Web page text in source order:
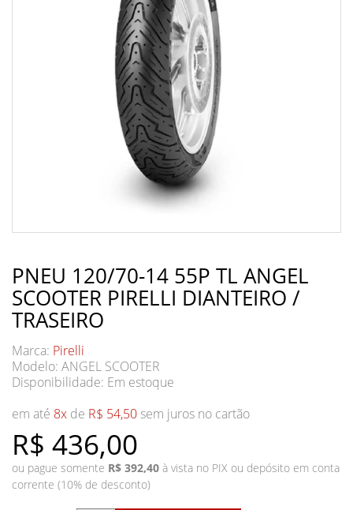
PNEU 120/70-14 55P TL ANGEL
SCOOTER PIRELLI DIANTEIRO /
TRASEIRO
Marca: Pirelli
Modelo: ANGEL SCOOTER
Disponibilidade: Em estoque
R$ 436,00
em até 8x de R$ 54,50 sem juros no cartão
ou pague somente R$ 392,40 à vista no PIX ou depósito em conta
corrente (10% de desconto)